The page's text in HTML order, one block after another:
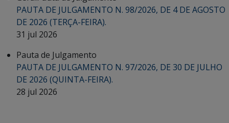
PAUTA DE JULGAMENTO N. 98/2026, DE 4 DE AGOSTO
DE 2026 (TERÇA-FEIRA).
31 jul 2026
Pauta de Julgamento
PAUTA DE JULGAMENTO N. 97/2026, DE 30 DE JULHO
DE 2026 (QUINTA-FEIRA).
28 jul 2026